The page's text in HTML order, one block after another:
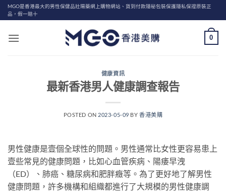
Skip
to
MGO是香港最大的男性保健品壯陽藥網上購物網站、貨到付款隱秘包裝保護隱私保證原裝正
品，假一賠十
0
健康資訊
最新香港男人健康調查報告
POSTED ON 2023-05-09 BY香港美購
男性健康是壹個全球性的問題。男性通常比女性更容易患上
壹些常見的健康問題，比如心血管疾病、陽痿早洩
（ED）、肺癌、糖尿病和肥胖癥等。為了更好地了解男性
健康問題，許多機構和組織都進行了大規模的男性健康調